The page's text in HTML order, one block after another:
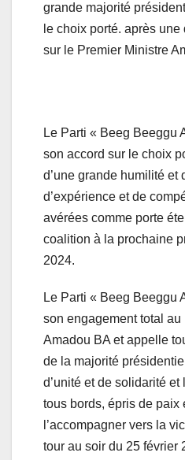
grande majorité
le choix porté. après
sur le Premier Ministre
Le Parti « Beeg Beeggu
son accord sur le choix
d’une grande humilité et
d’expérience et de
avérées comme porte
coalition à la prochaine
2024.
Le Parti « Beeg Beeggu
son engagement total
Amadou BA et appelle
de la majorité
d’unité et de solidarité
tous bords, épris de paix
l’accompagner vers la
tour au soir du 25 février